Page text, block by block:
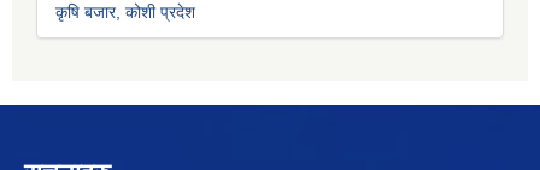
कृषि बजार, कोशी प्रदेश